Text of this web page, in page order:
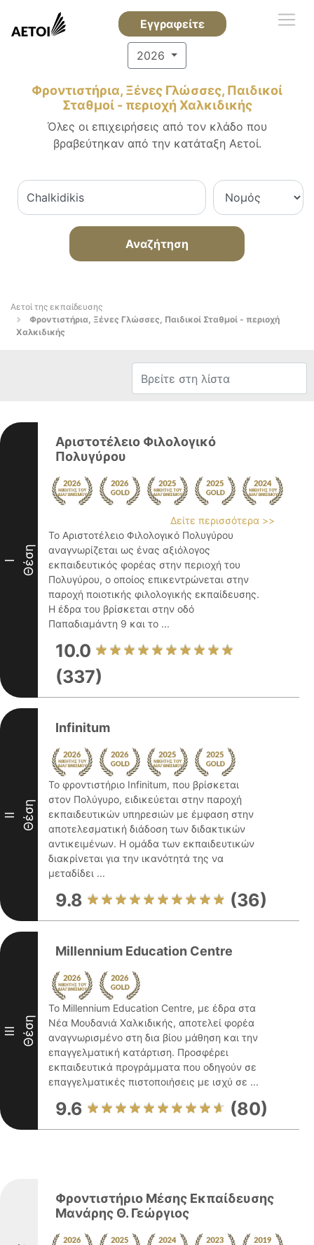
Εγγραφείτε
2026
Φροντιστήρια, Ξένες Γλώσσες, Παιδικοί
Σταθμοί - περιοχή Χαλκιδικής
Όλες οι επιχειρήσεις από τον κλάδο που
βραβεύτηκαν από την κατάταξη Αετοί.
Αναζήτηση
Αετοί της εκπαίδευσης
Φροντιστήρια, Ξένες Γλώσσες, Παιδικοί Σταθμοί - περιοχή
Χαλκιδικής
I Θέση
Αριστοτέλειο Φιλολογικό
Πολυγύρου
Δείτε περισσότερα >>
Το Αριστοτέλειο Φιλολογικό Πολυγύρου
αναγνωρίζεται ως ένας αξιόλογος
εκπαιδευτικός φορέας στην περιοχή του
Πολυγύρου, ο οποίος επικεντρώνεται στην
παροχή ποιοτικής φιλολογικής εκπαίδευσης.
Η έδρα του βρίσκεται στην οδό
Παπαδιαμάντη 9 και το ...
10.0
(337)
II Θέση
Infinitum
Το φροντιστήριο Infinitum, που βρίσκεται
στον Πολύγυρο, ειδικεύεται στην παροχή
εκπαιδευτικών υπηρεσιών με έμφαση στην
αποτελεσματική διάδοση των διδακτικών
αντικειμένων. Η ομάδα των εκπαιδευτικών
διακρίνεται για την ικανότητά της να
μεταδίδει ...
9.8 (36)
III Θέση
Millennium Education Centre
Το Millennium Education Centre, με έδρα στα
Νέα Μουδανιά Χαλκιδικής, αποτελεί φορέα
αναγνωρισμένο στη δια βίου μάθηση και την
επαγγελματική κατάρτιση. Προσφέρει
εκπαιδευτικά προγράμματα που οδηγούν σε
επαγγελματικές πιστοποιήσεις με ισχύ σε ...
9.6 (80)
Φροντιστήριο Μέσης Εκπαίδευσης
Μανάρης Θ. Γεώργιος